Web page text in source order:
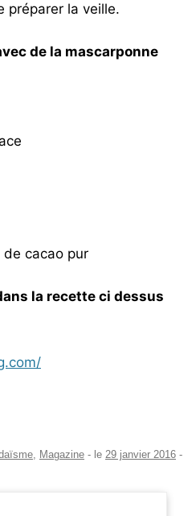
préparer la veille.
de la mascarponne
cacao pur
la recette ci dessus
, Magazine - le 29 janvier 2016 -